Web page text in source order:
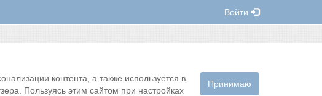
Войти
Принимаю
контента, а также используется в
Пользуясь этим сайтом при настройках